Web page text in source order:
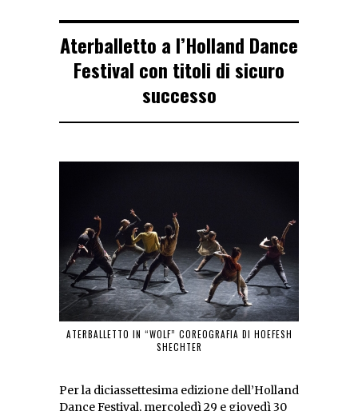
Aterballetto a l’Holland Dance
Festival con titoli di sicuro
successo
ATERBALLETTO IN “WOLF” COREOGRAFIA DI HOEFESH
SHECHTER
Per la diciassettesima edizione dell’Holland
Dance Festival, mercoledì 29 e giovedì 30